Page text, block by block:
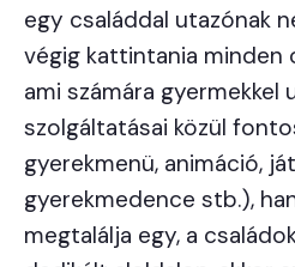
egy családdal utazónak
végig kattintania minden
ami számára gyermekkel
szolgáltatásai közül
gyerekmenü, animáció,
gyerekmedence stb.),
megtalálja egy, a